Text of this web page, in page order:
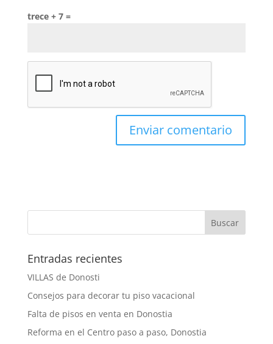
trece + 7 =
Entradas recientes
VILLAS de Donosti
Consejos para decorar tu piso vacacional
Falta de pisos en venta en Donostia
Reforma en el Centro paso a paso, Donostia